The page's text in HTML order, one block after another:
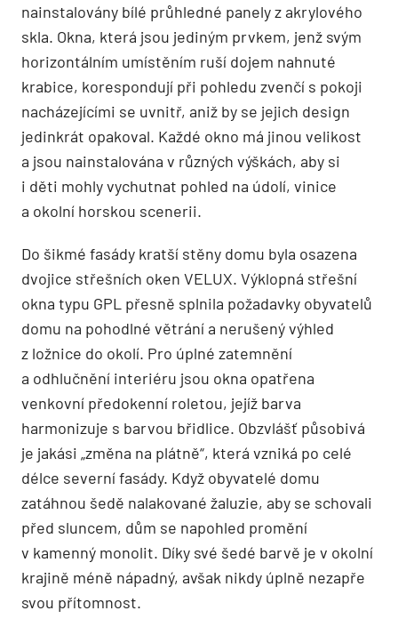
nainstalovány bílé průhledné panely z akrylového
skla. Okna, která jsou jediným prvkem, jenž svým
horizontálním umístěním ruší dojem nahnuté
krabice, korespondují při pohledu zvenčí s pokoji
nacházejícími se uvnitř, aniž by se jejich design
jedinkrát opakoval. Každé okno má jinou velikost
a jsou nainstalována v různých výškách, aby si
i děti mohly vychutnat pohled na údolí, vinice
a okolní horskou scenerii.
Do šikmé fasády kratší stěny domu byla osazena
dvojice střešních oken VELUX. Výklopná střešní
okna typu GPL přesně splnila požadavky obyvatelů
domu na pohodlné větrání a nerušený výhled
z ložnice do okolí. Pro úplné zatemnění
a odhlučnění interiéru jsou okna opatřena
venkovní předokenní roletou, jejíž barva
harmonizuje s barvou břidlice. Obzvlášť působivá
je jakási „změna na plátně“, která vzniká po celé
délce severní fasády. Když obyvatelé domu
zatáhnou šedě nalakované žaluzie, aby se schovali
před sluncem, dům se napohled promění
v kamenný monolit. Díky své šedé barvě je v okolní
krajině méně nápadný, avšak nikdy úplně nezapře
svou přítomnost.